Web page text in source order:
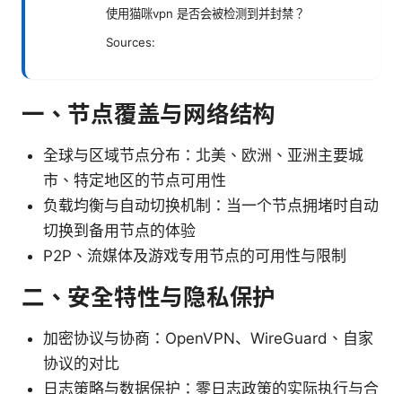
使用猫咪vpn 是否会被检测到并封禁？
Sources:
一、节点覆盖与网络结构
全球与区域节点分布：北美、欧洲、亚洲主要城
市、特定地区的节点可用性
负载均衡与自动切换机制：当一个节点拥堵时自动
切换到备用节点的体验
P2P、流媒体及游戏专用节点的可用性与限制
二、安全特性与隐私保护
加密协议与协商：OpenVPN、WireGuard、自家
协议的对比
日志策略与数据保护：零日志政策的实际执行与合